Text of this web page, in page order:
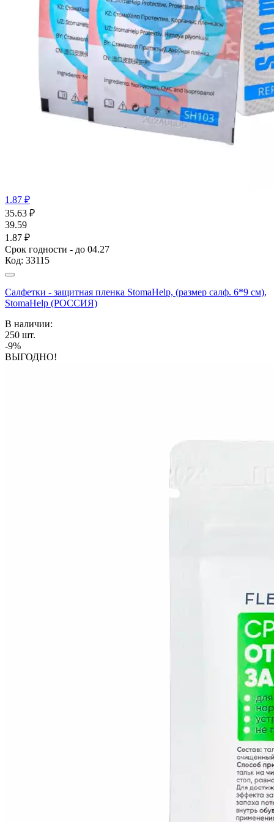
1.87 ₽
35.63 ₽
39.59
1.87 ₽
Срок годности - до 04.27
Код: 33115
Салфетки - защитная пленка StomaHelp, (размер салф. 6*9 см),
StomaHelp (РОССИЯ)
В наличии:
250 шт.
-9%
ВЫГОДНО!